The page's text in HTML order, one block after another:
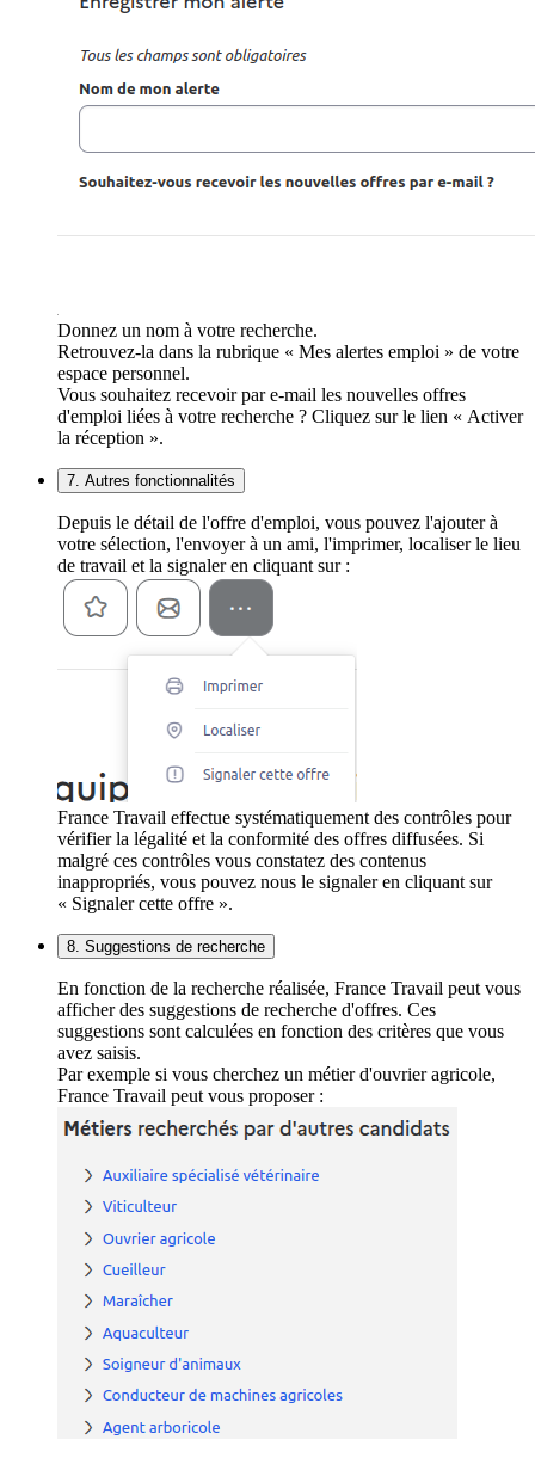
Donnez un nom à votre recherche.
Retrouvez-la dans la rubrique « Mes alertes emploi » de votre
espace personnel.
Vous souhaitez recevoir par e-mail les nouvelles offres
d'emploi liées à votre recherche ? Cliquez sur le lien « Activer
la réception ».
7. Autres fonctionnalités
Depuis le détail de l'offre d'emploi, vous pouvez l'ajouter à
votre sélection, l'envoyer à un ami, l'imprimer, localiser le lieu
de travail et la signaler en cliquant sur :
France Travail effectue systématiquement des contrôles pour
vérifier la légalité et la conformité des offres diffusées. Si
malgré ces contrôles vous constatez des contenus
inappropriés, vous pouvez nous le signaler en cliquant sur
« Signaler cette offre ».
8. Suggestions de recherche
En fonction de la recherche réalisée, France Travail peut vous
afficher des suggestions de recherche d'offres. Ces
suggestions sont calculées en fonction des critères que vous
avez saisis.
Par exemple si vous cherchez un métier d'ouvrier agricole,
France Travail peut vous proposer :